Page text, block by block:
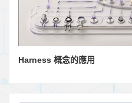
Harness 概念的應用